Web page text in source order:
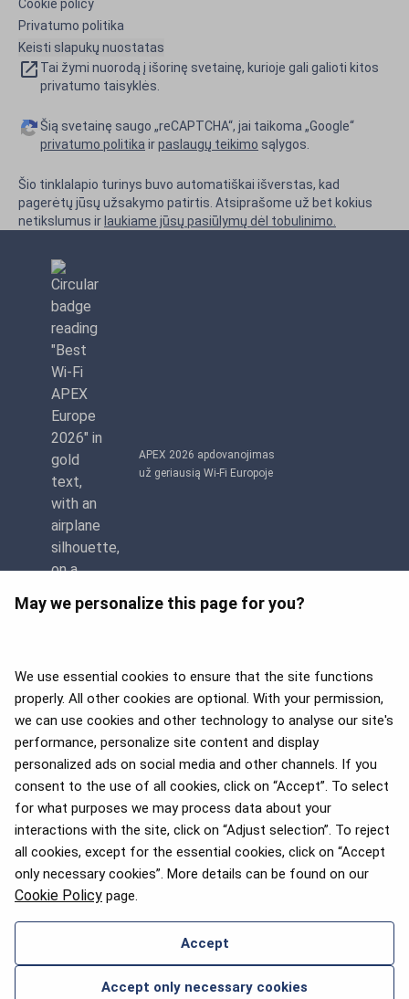
May we personalize this page for you?
We use essential cookies to ensure that the site functions
properly. All other cookies are optional. With your permission,
we can use cookies and other technology to analyse our site's
performance, personalize site content and display
personalized ads on social media and other channels. If you
consent to the use of all cookies, click on “Accept”. To select
for what purposes we may process data about your
interactions with the site, click on “Adjust selection”. To reject
all cookies, except for the essential cookies, click on “Accept
only necessary cookies”. More details can be found on our
Cookie Policy page.
Accept
Accept only necessary cookies
Cookie policy
Privatumo politika
Keisti slapukų nuostatas
Tai žymi nuorodą į išorinę svetainę, kurioje gali galioti kitos
privatumo taisyklės.
Šią svetainę saugo „reCAPTCHA“, jai taikoma „Google“
privatumo politika irpaslaugų teikimo sąlygos.
Šio tinklalapio turinys buvo automatiškai išverstas, kad
pagerėtų jūsų užsakymo patirtis. Atsiprašome už bet kokius
netikslumus ir laukiame jūsų pasiūlymų dėl tobulinimo.
APEX 2026 apdovanojimas
už geriausią Wi-Fi Europoje
APEX 2026 Five Star Major
Airline Award
2025 m. „Flyers' Choice“
apdovanojimai
SUSISIEKITE SU MUMIS